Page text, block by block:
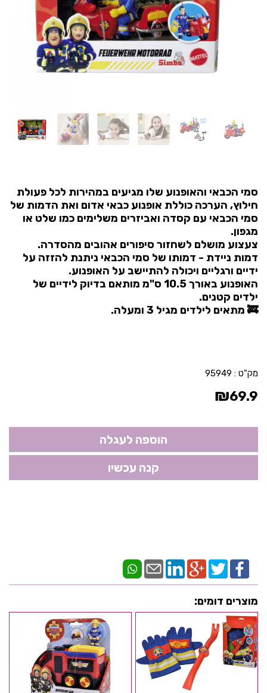
סמי הכבאי והאופנוע שלו מגיעים במהירות לכל פעולת
חילוץ, הערכה כוללת אופנוע כבאי אדום ואת הדמות של
סמי הכבאי עם קסדה ואביזרים משלימים כמו שלט או
מגפון.
צעצוע מושלם לשחזור סיפורים אהובים מהסדרה.
דמות ניידת - דמותו של סמי הכבאי ניתנת להזזה על
ידיים ורגליים ויכולה להתיישב על האופנוע.
האופנוע באורך 10.5 ס"מ מותאם בדיוק לידיים של
ילדים קטנים.
🚒 מתאים לילדים מגיל 3 ומעלה.
מק"ט : 95949
₪69.9
מוצרים דומים: